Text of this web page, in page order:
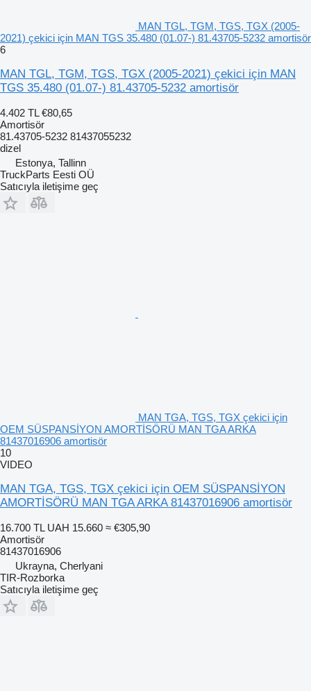
MAN TGL, TGM, TGS, TGX (2005-
2021) çekici için MAN TGS 35.480 (01.07-) 81.43705-5232 amortisör
6
MAN TGL, TGM, TGS, TGX (2005-2021) çekici için MAN
TGS 35.480 (01.07-) 81.43705-5232 amortisör
4.402 TL €80,65
Amortisör
81.43705-5232 81437055232
dizel
Estonya, Tallinn
TruckParts Eesti OÜ
Satıcıyla iletişime geç
MAN TGA, TGS, TGX çekici için
OEM SÜSPANSİYON AMORTİSÖRÜ MAN TGA ARKA
81437016906 amortisör
10
VIDEO
MAN TGA, TGS, TGX çekici için OEM SÜSPANSİYON
AMORTİSÖRÜ MAN TGA ARKA 81437016906 amortisör
16.700 TL UAH 15.660 ≈ €305,90
Amortisör
81437016906
Ukrayna, Cherlyani
TIR-Rozborka
Satıcıyla iletişime geç